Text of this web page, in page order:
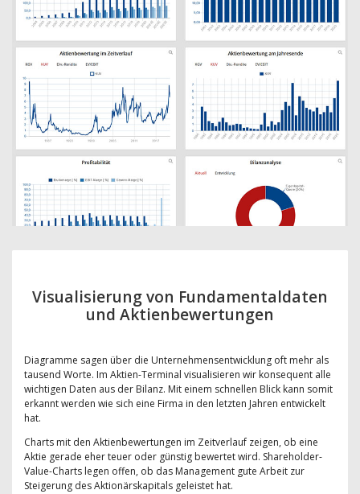
Visualisierung von Fundamentaldaten
und Aktienbewertungen
Diagramme sagen über die Unternehmensentwicklung oft mehr als
tausend Worte. Im Aktien-Terminal visualisieren wir konsequent alle
wichtigen Daten aus der Bilanz. Mit einem schnellen Blick kann somit
erkannt werden wie sich eine Firma in den letzten Jahren entwickelt
hat.
Charts mit den Aktienbewertungen im Zeitverlauf zeigen, ob eine
Aktie gerade eher teuer oder günstig bewertet wird. Shareholder-
Value-Charts legen offen, ob das Management gute Arbeit zur
Steigerung des Aktionärskapitals geleistet hat.